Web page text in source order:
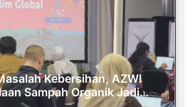
Kebersihan, AZWI
Sampah Organik Jadi